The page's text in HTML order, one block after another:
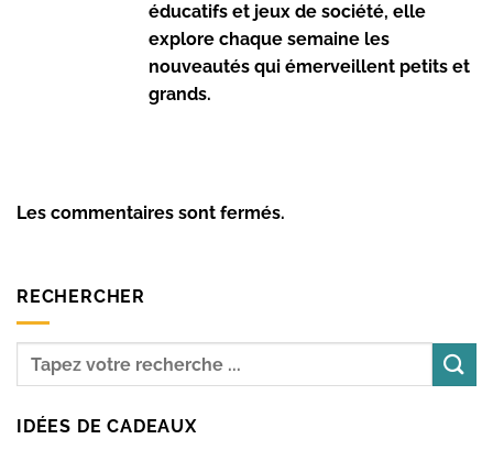
éducatifs et jeux de société, elle
explore chaque semaine les
nouveautés qui émerveillent petits et
grands.
Les commentaires sont fermés.
RECHERCHER
IDÉES DE CADEAUX